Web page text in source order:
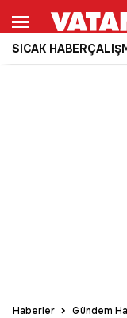
SICAK HABER
Haberler Gündem